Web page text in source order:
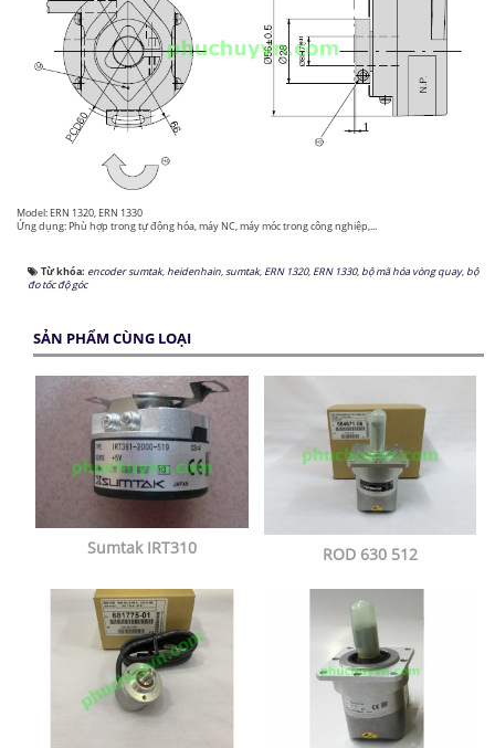
Model: ERN 1320, ERN 1330
Ứng dụng: Phù hợp trong tự động hóa, máy NC, máy móc trong công nghiệp,...
Từ khóa: encoder sumtak,heidenhain,sumtak, ERN 1320, ERN 1330,bộ mã hóa vòng quay,bộ
đo tốc độ góc
SẢN PHẨM CÙNG LOẠI
Sumtak IRT310 ROD 630 512